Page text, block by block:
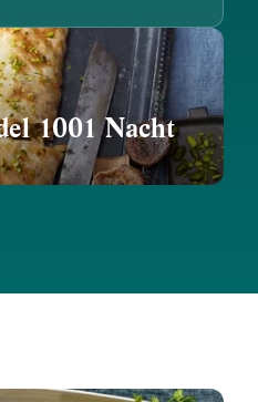
1001 Nacht